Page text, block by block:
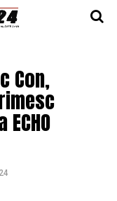
Con,